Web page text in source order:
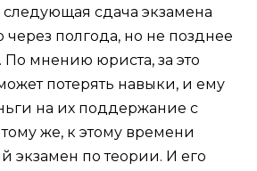
сдача экзамена
через полгода, но не позднее
мнению юриста, за это
потерять навыки, и ему
на их поддержание с
же, к этому времени
экзамен по теории. И его